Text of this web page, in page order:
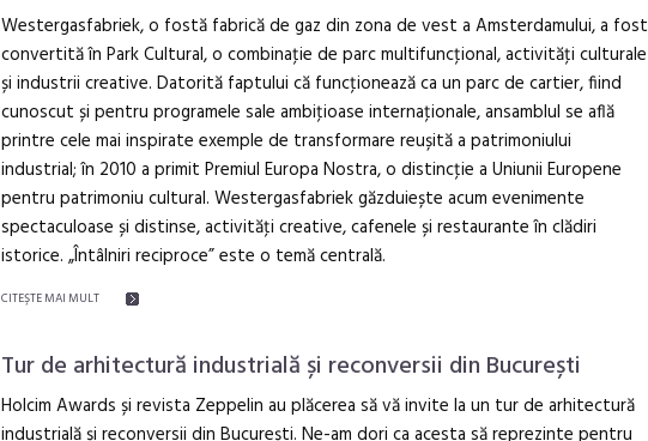
Westergasfabriek, o fostă fabrică de gaz din zona de vest a Amsterdamului, a fost
convertită în Park Cultural, o combinaţie de parc multifuncţional, activităţi culturale
și industrii creative. Datorită faptului că funcţionează ca un parc de cartier, fiind
cunoscut și pentru programele sale ambiţioase internaţionale, ansamblul se află
printre cele mai inspirate exemple de transformare reușită a patrimoniului
industrial; în 2010 a primit Premiul Europa Nostra, o distincţie a Uniunii Europene
pentru patrimoniu cultural. Westergasfabriek găzduiește acum evenimente
spectaculoase și distinse, activităţi creative, cafenele și restaurante în clădiri
istorice. „Întâlniri reciproce” este o temă centrală.
CITEŞTE MAI MULT
Tur de arhitectură industrială și reconversii din București
Holcim Awards și revista Zeppelin au plăcerea să vă invite la un tur de arhitectură
industrială și reconversii din București. Ne-am dori ca acesta să reprezinte pentru